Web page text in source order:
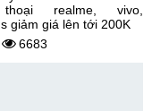
realme, vivo,
giảm giá lên tới 200K
6683